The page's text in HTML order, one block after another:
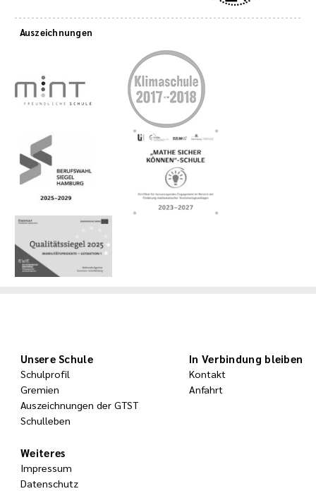
Auszeichnungen
Unsere Schule
Schulprofil
Gremien
Auszeichnungen der GTST
Schulleben
In Verbindung bleiben
Kontakt
Anfahrt
Weiteres
Impressum
Datenschutz